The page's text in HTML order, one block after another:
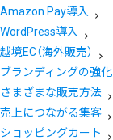
Amazon Pay導入
WordPress導入
越境EC（海外販売）
ブランディングの強化
さまざまな販売方法
売上につながる集客
ショッピングカート